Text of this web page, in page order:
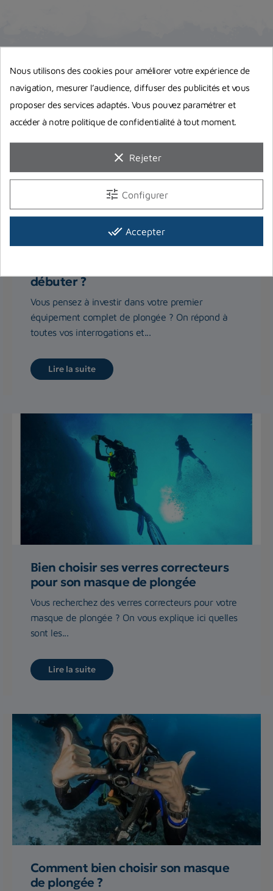
Guides d'achat
débuter ?
Vous pensez à investir dans votre premier
équipement complet de plongée ? On répond à
toutes vos interrogations et...
Lire la suite
Bien choisir ses verres correcteurs
pour son masque de plongée
Vous recherchez des verres correcteurs pour votre
masque de plongée ? On vous explique ici quelles
sont les...
Lire la suite
Comment bien choisir son masque
de plongée ?
Nous utilisons des cookies pour améliorer votre expérience de
navigation, mesurer l’audience, diffuser des publicités et vous
proposer des services adaptés. Vous pouvez paramétrer et
accéder à notre politique de confidentialité à tout moment.
clear Rejeter
tune Configurer
done_all Accepter